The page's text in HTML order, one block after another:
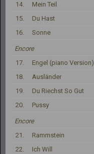
14.
Mein Teil
15.
Du Hast
16.
Sonne
Encore
17.
Engel (piano Version)
18.
Ausländer
19.
Du Riechst So Gut
20.
Pussy
Encore
21.
Rammstein
22.
Ich Will